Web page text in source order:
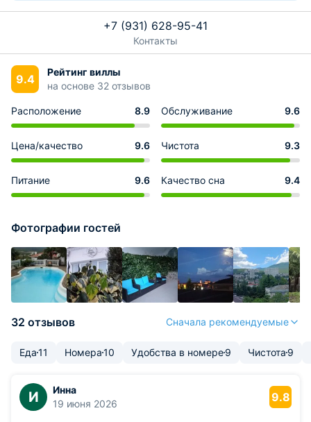
+7 (931) 628-95-41
Контакты
9.4
Рейтинг виллы
на основе 32 отзывов
Расположение 8.9 Обслуживание 9.6
Цена/качество 9.6 Чистота 9.3
Питание 9.6 Качество сна 9.4
Фотографии гостей
32 отзывов Сначала рекомендуемые
Еда11 Номера10 Удобства в номере9 Чистота 9
И
Инна
19 июня 2026
9.8